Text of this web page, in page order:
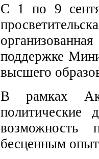
С 1 по 9
поддержке
высшего
В рамках
политические
возможность
бесценным